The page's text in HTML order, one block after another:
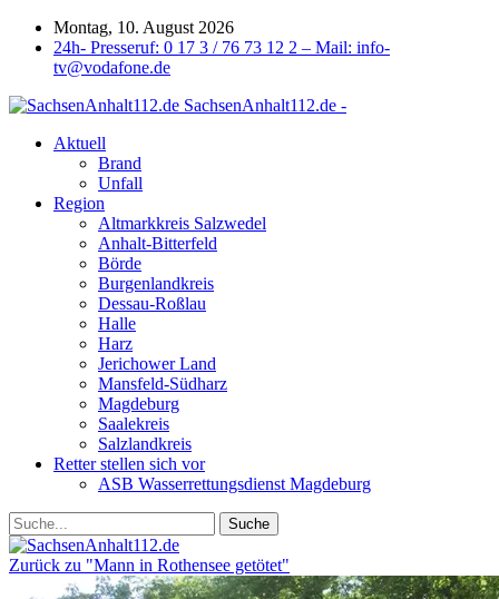
Montag, 10. August 2026
24h- Presseruf: 0 17 3 / 76 73 12 2 – Mail: info-
tv@vodafone.de
SachsenAnhalt112.de -
Aktuell
Brand
Unfall
Region
Altmarkkreis Salzwedel
Anhalt-Bitterfeld
Börde
Burgenlandkreis
Dessau-Roßlau
Halle
Harz
Jerichower Land
Mansfeld-Südharz
Magdeburg
Saalekreis
Salzlandkreis
Retter stellen sich vor
ASB Wasserrettungsdienst Magdeburg
Zurück zu "Mann in Rothensee getötet"